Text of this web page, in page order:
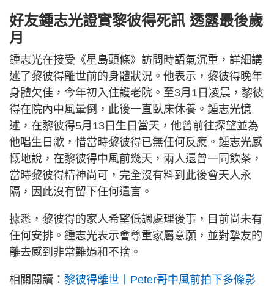
好友鍾志光證實黎彼得死訊 透露最後歲
月
鍾志光在接受《星島頭條》訪問時語氣沉重，詳細講
述了黎彼得離世前的身體狀況。他表示，黎彼得晚年
身體欠佳，今年初入住護老院。至3月1日凌晨，黎彼
得在院內中風暈倒，此後一直臥床休養。鍾志光憶
述，在黎彼得5月13日生日當天，他曾前往探望並為
他唱生日歌，惜當時黎彼得已無任何反應。鍾志光感
慨地說，在黎彼得中風前幾天，兩人還曾一同飲茶，
當時黎彼得精神尚可，完全沒有料到此後會天人永
隔，因此沒有留下任何遺言。
據悉，黎彼得的家人希望低調處理後事，目前尚未有
任何安排。鍾志光表示會尊重家屬意願，並對摯友的
離去感到非常難過和不捨。
相關閱讀： 黎彼得離世丨Peter哥中風前拍下多條影